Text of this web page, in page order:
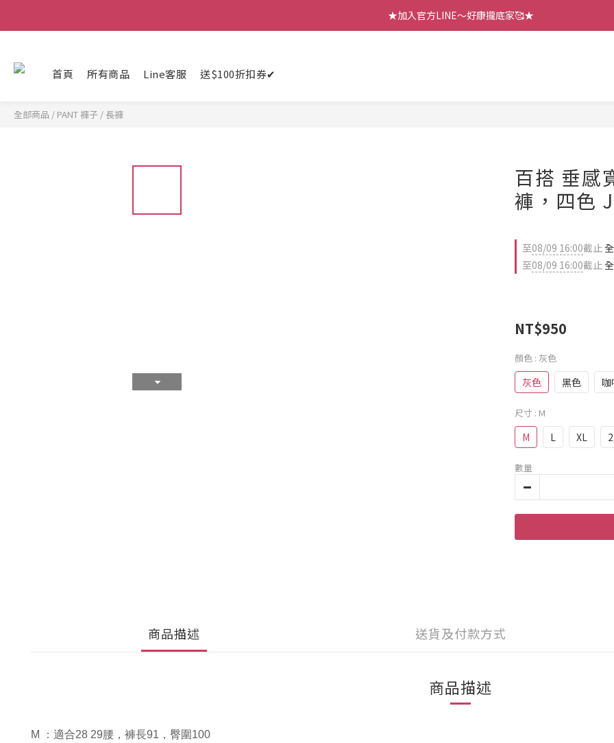
【七月新品】上架了!! 限時折扣優惠😍
★加入官方LINE～好康攏底家🥰★
首頁 所有商品 Line客服 送$100折扣券✔
全部商品 / PANT 褲子 / 長褲
百搭 垂感
褲，四色
至08/09 16:00截止
至08/09 16:00截止
NT$950
顏色 : 灰色
灰色 黑色 咖
尺寸 : M
M L XL
數量
商品描述 送貨及付款方式
商品描述
M ：適合28 29腰，褲長91，臀圍100